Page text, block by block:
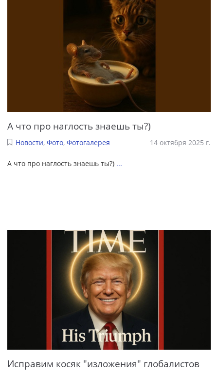
А что про наглость знаешь ты?)
Новости, Фото, Фотогалерея 14 октября 2025 г.
А что про наглость знаешь ты?) ...
Исправим косяк "изложения" глобалистов